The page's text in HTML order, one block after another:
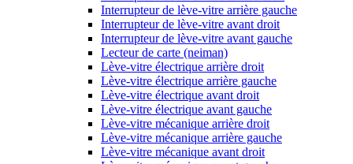
Interrupteur de lève-vitre arrière gauche
Interrupteur de lève-vitre avant droit
Interrupteur de lève-vitre avant gauche
Lecteur de carte (neiman)
Lève-vitre électrique arrière droit
Lève-vitre électrique arrière gauche
Lève-vitre électrique avant droit
Lève-vitre électrique avant gauche
Lève-vitre mécanique arrière droit
Lève-vitre mécanique arrière gauche
Lève-vitre mécanique avant droit